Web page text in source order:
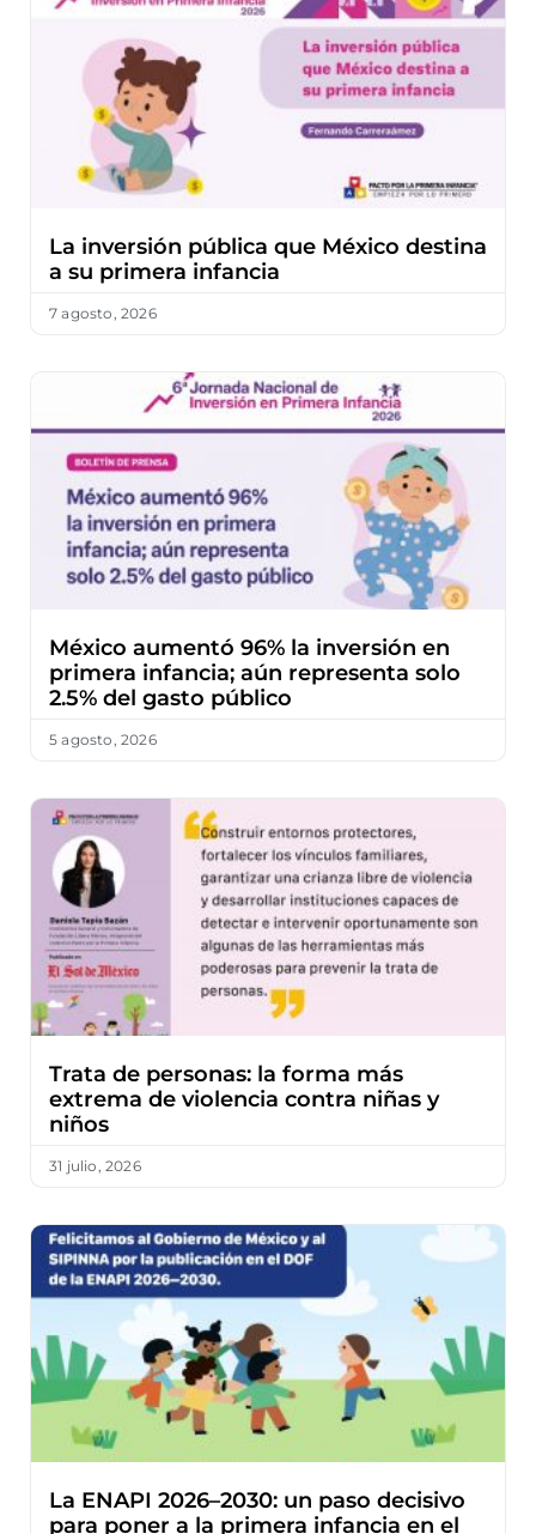
La inversión pública que México destina
a su primera infancia
7 agosto, 2026
México aumentó 96% la inversión en
primera infancia; aún representa solo
2.5% del gasto público
5 agosto, 2026
Trata de personas: la forma más
extrema de violencia contra niñas y
niños
31 julio, 2026
La ENAPI 2026–2030: un paso decisivo
para poner a la primera infancia en el